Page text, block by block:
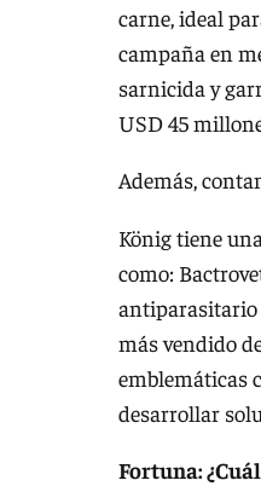
carne, ideal
campaña en
sarnicida y
USD 45
Además,
König tiene
como:
antiparasitario
más vendido
emblemáticas
desarrollar
Fortuna: